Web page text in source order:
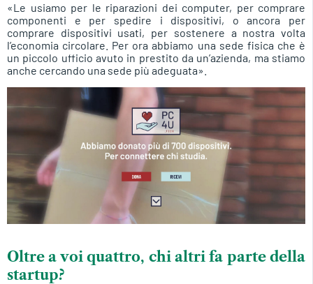
«Le usiamo per le riparazioni dei computer, per comprare
componenti e per spedire i dispositivi, o ancora per
comprare dispositivi usati, per sostenere a nostra volta
l’economia circolare. Per ora abbiamo una sede fisica che è
un piccolo ufficio avuto in prestito da un’azienda, ma stiamo
anche cercando una sede più adeguata».
Oltre a voi quattro, chi altri fa parte della
startup?